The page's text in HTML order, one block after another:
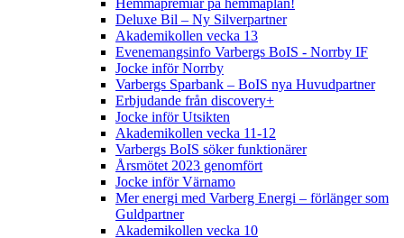
Deluxe Bil – Ny Silverpartner
Akademikollen vecka 13
Evenemangsinfo Varbergs BoIS - Norrby IF
Jocke inför Norrby
Varbergs Sparbank – BoIS nya Huvudpartner
Erbjudande från discovery+
Jocke inför Utsikten
Akademikollen vecka 11-12
Varbergs BoIS söker funktionärer
Årsmötet 2023 genomfört
Jocke inför Värnamo
Mer energi med Varberg Energi – förlänger som
Guldpartner
Akademikollen vecka 10